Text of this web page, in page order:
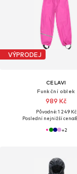
VÝPRODEJ
CELAVI
Funkční oblek
989 Kč
Původně: 1 249 Kč
Poslední nejnižší cena:
+2